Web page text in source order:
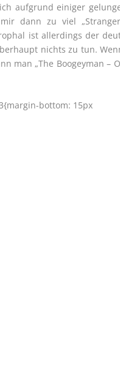
aufgrund einiger
dann zu viel
ist allerdings der
nichts zu tun.
man „The Boogeyman –
bottom: 15px